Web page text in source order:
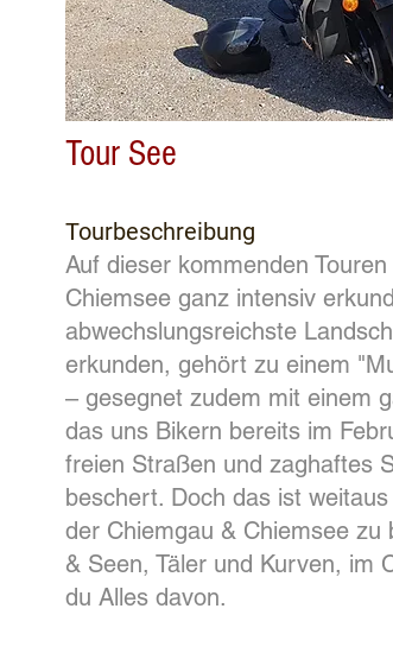
Tour See
Tourbeschreibung
Auf dieser kommenden Touren
Chiemsee ganz intensiv
abwechslungsreichste
erkunden, gehört zu einem
– gesegnet zudem mit einem
das uns Bikern bereits im
freien Straßen und zaghaftes
beschert. Doch das ist weitaus
der Chiemgau & Chiemsee zu
& Seen, Täler und Kurven, im
du Alles davon.